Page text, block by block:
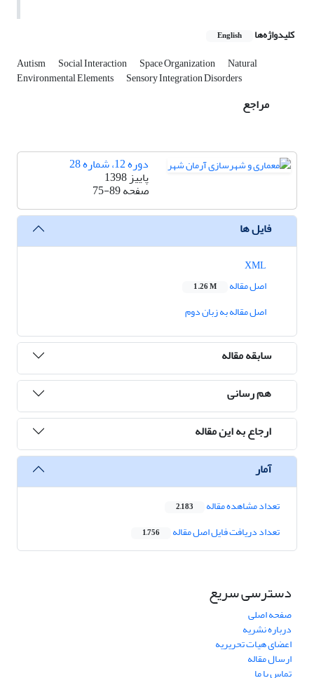
کلیدواژه‌ها English
Autism Social Interaction Space Organization Natural
Environmental Elements Sensory Integration Disorders
مراجع
دوره 12، شماره 28
پاییز 1398
صفحه75-89
فایل ها
اصل مقاله
1.26 M
اصل مقاله به زبان دوم
سابقه مقاله
هم رسانی
ارجاع به این مقاله
آمار
تعداد مشاهده مقاله 2,183
تعداد دریافت فایل اصل مقاله 1,756
دسترسی سریع
صفحه اصلی
درباره نشریه
اعضای هیات تحریریه
ارسال مقاله
تماس با ما